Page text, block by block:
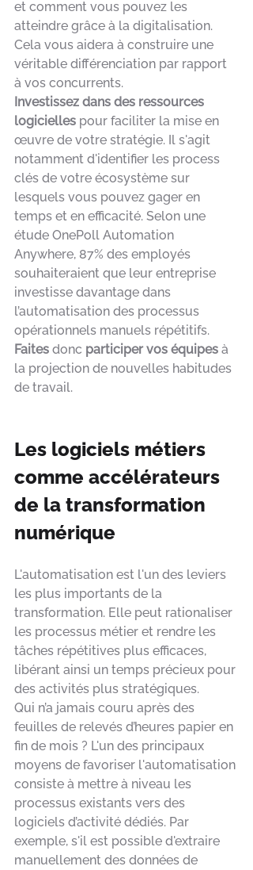
et comment vous pouvez les
atteindre grâce à la digitalisation.
Cela vous aidera à construire une
véritable différenciation par rapport
à vos concurrents.
Investissez dans des ressources
logicielles pour faciliter la mise en
œuvre de votre stratégie. Il s'agit
notamment d'identifier les process
clés de votre écosystème sur
lesquels vous pouvez gager en
temps et en efficacité. Selon une
étude OnePoll Automation
Anywhere, 87% des employés
souhaiteraient que leur entreprise
investisse davantage dans
l’automatisation des processus
opérationnels manuels répétitifs.
Faites donc participer vos équipes à
la projection de nouvelles habitudes
de travail.
Les logiciels métiers
comme accélérateurs
de la transformation
numérique
L'automatisation est l'un des leviers
les plus importants de la
transformation. Elle peut rationaliser
les processus métier et rendre les
tâches répétitives plus efficaces,
libérant ainsi un temps précieux pour
des activités plus stratégiques.
Qui n’a jamais couru après des
feuilles de relevés d’heures papier en
fin de mois ? L'un des principaux
moyens de favoriser l'automatisation
consiste à mettre à niveau les
processus existants vers des
logiciels d’activité dédiés. Par
exemple, s'il est possible d'extraire
manuellement des données de